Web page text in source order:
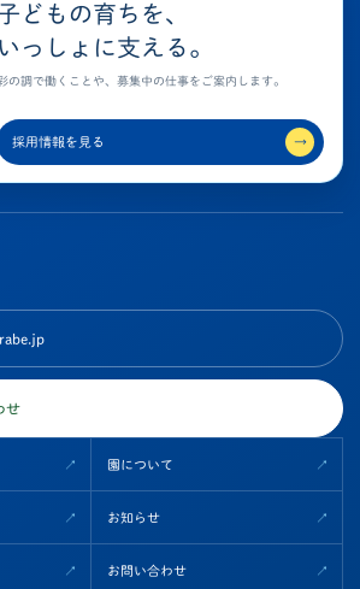
どもの育ちを、
いっしょに支える。
の調で働くことや、募集中の仕事をご案内します。
採用情報を見る →
せ
園について
お知らせ
お問い合わせ